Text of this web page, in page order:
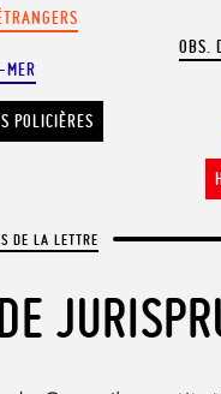
MER
POLICIÈRES
OBS.
DE LA LETTRE